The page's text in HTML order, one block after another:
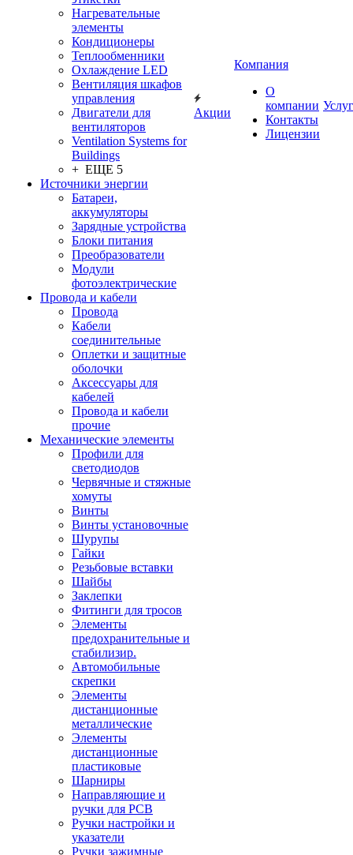
Нагревательные
элементы
Кондиционеры
Теплообменники
Охлаждение LED
Вентиляция шкафов
управления
Двигатели для
вентиляторов
Ventilation Systems for
Buildings
+ ЕЩЕ 5
Источники энергии
Батареи,
аккумуляторы
Зарядные устройства
Блоки питания
Преобразователи
Модули
фотоэлектрические
Провода и кабели
Провода
Кабели
соединительные
Оплетки и защитные
оболочки
Аксессуары для
кабелей
Провода и кабели
прочие
Механические элементы
Профили для
светодиодов
Червячные и стяжные
хомуты
Винты
Винты установочные
Шурупы
Гайки
Резьбовые вставки
Шайбы
Заклепки
Фитинги для тросов
Элементы
предохранительные и
стабилизир.
Автомобильные
скрепки
Элементы
дистанционные
металлические
Элементы
дистанционные
пластиковые
Шарниры
Направляющие и
ручки для PCB
Ручки настройки и
указатели
Ручки зажимные
Акции
Компания
О
компании
Контакты
Лицензии